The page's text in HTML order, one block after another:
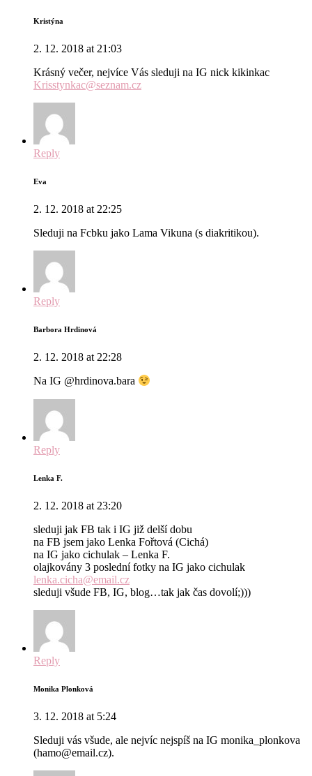
Kristýna
2. 12. 2018 at 21:03
Krásný večer, nejvíce Vás sleduji na IG nick kikinkac
Krisstynkac@seznam.cz
Reply
Eva
2. 12. 2018 at 22:25
Sleduji na Fcbku jako Lama Vikuna (s diakritikou).
Reply
Barbora Hrdinová
2. 12. 2018 at 22:28
Na IG @hrdinova.bara
Reply
Lenka F.
2. 12. 2018 at 23:20
sleduji jak FB tak i IG již delší dobu
na FB jsem jako Lenka Fořtová (Cichá)
na IG jako cichulak – Lenka F.
olajkovány 3 poslední fotky na IG jako cichulak
lenka.cicha@email.cz
sleduji všude FB, IG, blog…tak jak čas dovolí;)))
Reply
Monika Plonková
3. 12. 2018 at 5:24
Sleduji vás všude, ale nejvíc nejspíš na IG monika_plonkova
(hamo@email.cz).